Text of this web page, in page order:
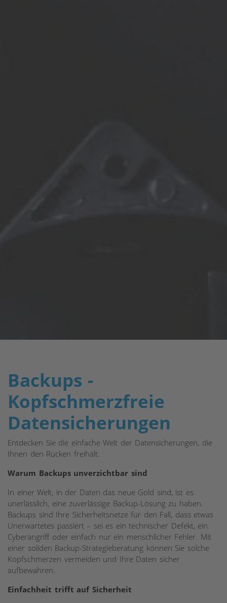
Backups -
Kopfschmerzfreie
Datensicherungen
Entdecken Sie die einfache Welt der Datensicherungen, die
Ihnen den Rücken freihält.
Warum Backups unverzichtbar sind
In einer Welt, in der Daten das neue Gold sind, ist es
unerlässlich, eine zuverlässige Backup-Lösung zu haben.
Backups sind Ihre Sicherheitsnetze für den Fall, dass etwas
Unerwartetes passiert – sei es ein technischer Defekt, ein
Cyberangriff oder einfach nur ein menschlicher Fehler. Mit
einer soliden Backup-Strategieberatung können Sie solche
Kopfschmerzen vermeiden und Ihre Daten sicher
aufbewahren.
Einfachheit trifft auf Sicherheit